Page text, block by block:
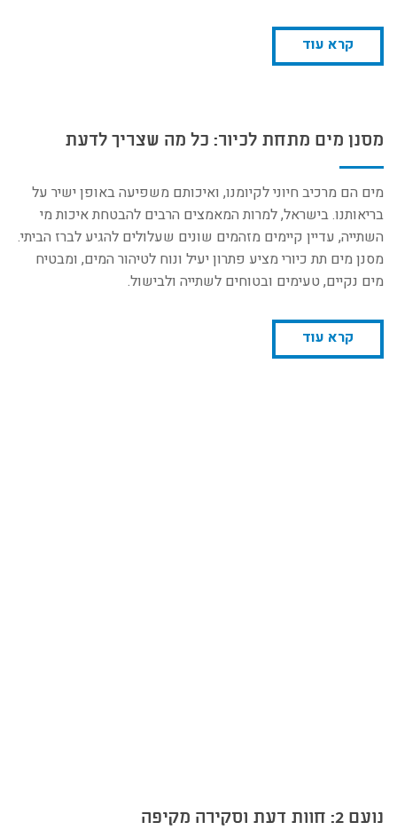
קרא עוד
מסנן מים מתחת לכיור: כל מה שצריך לדעת
מים הם מרכיב חיוני לקיומנו, ואיכותם משפיעה באופן ישיר על
בריאותנו. בישראל, למרות המאמצים הרבים להבטחת איכות מי
השתייה, עדיין קיימים מזהמים שונים שעלולים להגיע לברז הביתי.
מסנן מים תת כיורי מציע פתרון יעיל ונוח לטיהור המים, ומבטיח
מים נקיים, טעימים ובטוחים לשתייה ולבישול.
קרא עוד
נועם 2: חוות דעת וסקירה מקיפה